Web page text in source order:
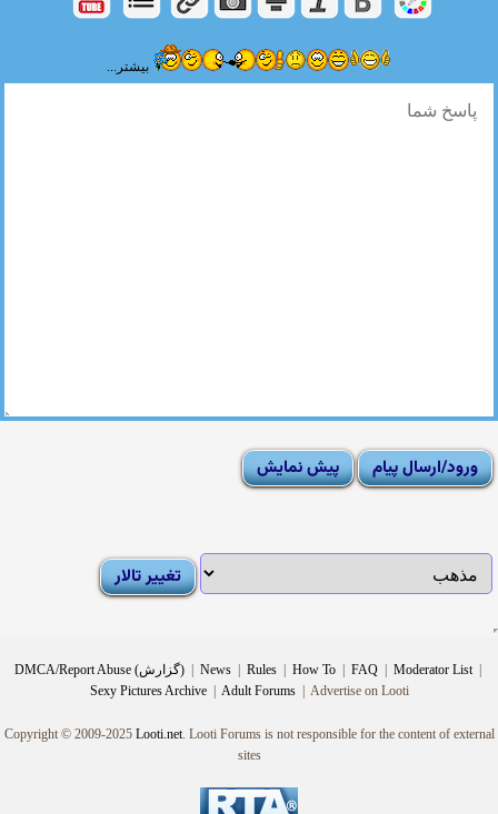
بیشتر...
DMCA/Report Abuse (گزارش) | News | Rules | How To | FAQ | Moderator List |
Sexy Pictures Archive | Adult Forums |Advertise on Looti
Copyright © 2009-2025 Looti.net. Looti Forums is not responsible for the content of external
sites